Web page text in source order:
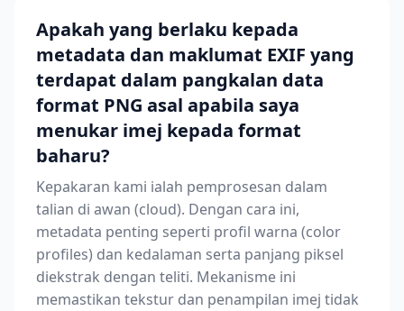
Apakah yang berlaku kepada
metadata dan maklumat EXIF yang
terdapat dalam pangkalan data
format PNG asal apabila saya
menukar imej kepada format
baharu?
Kepakaran kami ialah pemprosesan dalam
talian di awan (cloud). Dengan cara ini,
metadata penting seperti profil warna (color
profiles) dan kedalaman serta panjang piksel
diekstrak dengan teliti. Mekanisme ini
memastikan tekstur dan penampilan imej tidak